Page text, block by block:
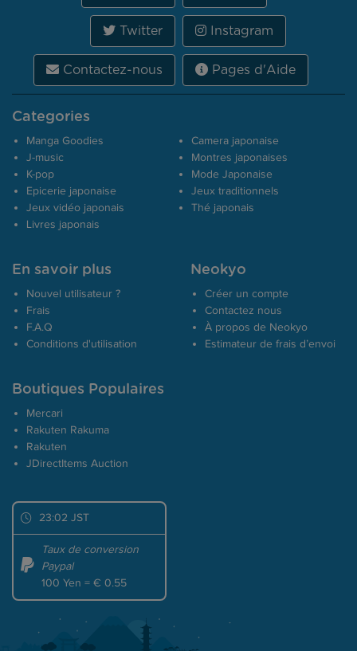
Twitter Instagram
Contactez-nous Pages d'Aide
Categories
Manga Goodies
J-music
K-pop
Epicerie japonaise
Jeux vidéo japonais
Livres japonais
Camera japonaise
Montres japonaises
Mode Japonaise
Jeux traditionnels
Thé japonais
En savoir plus
Nouvel utilisateur ?
Frais
F.A.Q
Conditions d'utilisation
Neokyo
Créer un compte
Contactez nous
À propos de Neokyo
Estimateur de frais d’envoi
Boutiques Populaires
Mercari
Rakuten Rakuma
Rakuten
JDirectItems Auction
23:02 JST
Taux de conversion
Paypal
100 Yen = € 0.55